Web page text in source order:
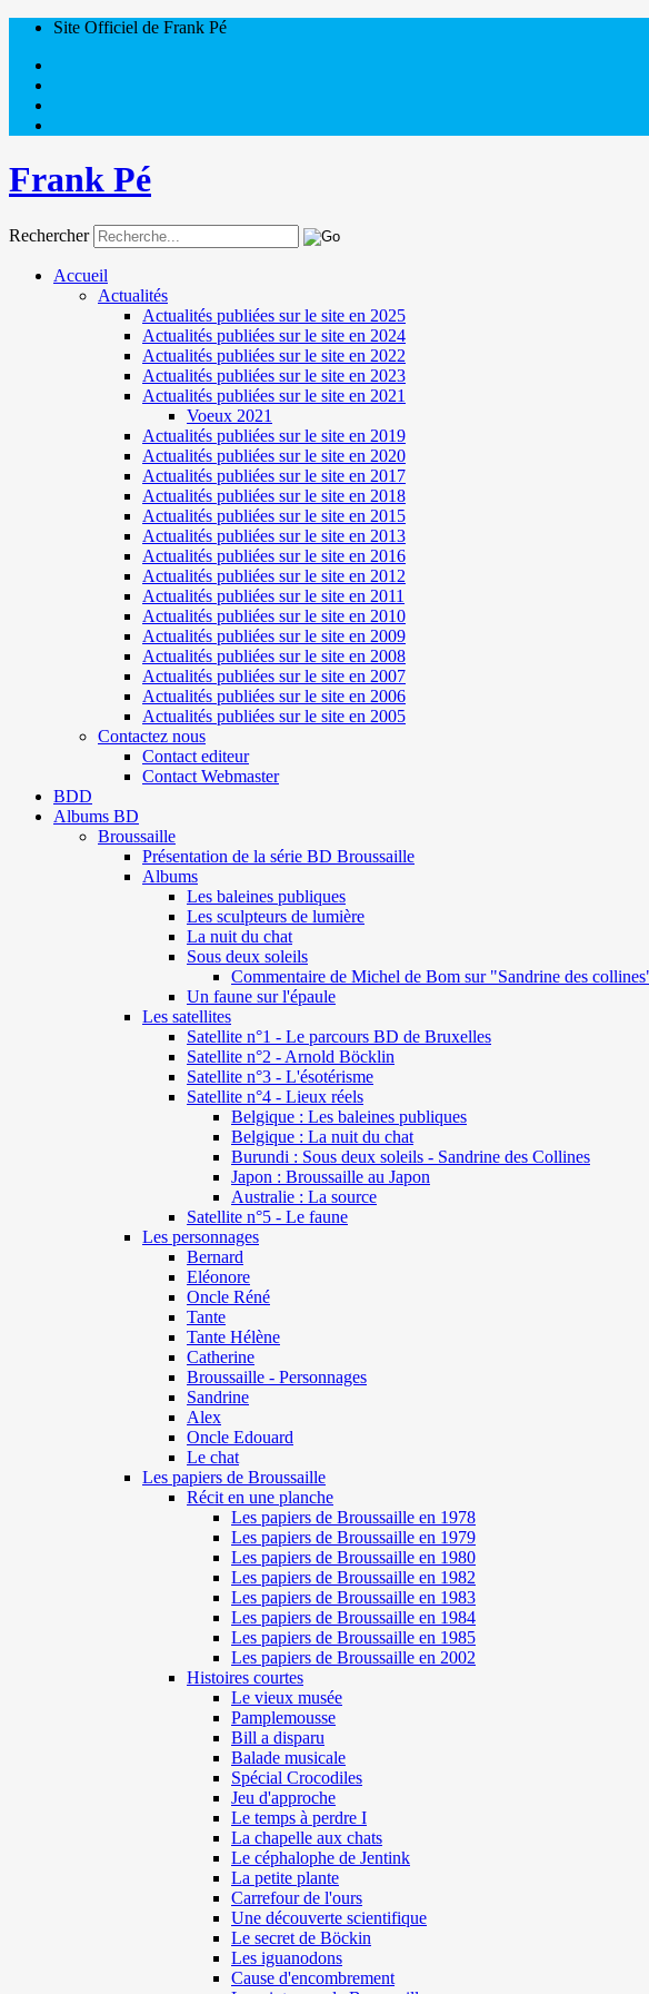
Site Officiel de Frank Pé
Frank Pé
Rechercher
Accueil
Actualités
Actualités publiées sur le site en 2025
Actualités publiées sur le site en 2024
Actualités publiées sur le site en 2022
Actualités publiées sur le site en 2023
Actualités publiées sur le site en 2021
Voeux 2021
Actualités publiées sur le site en 2019
Actualités publiées sur le site en 2020
Actualités publiées sur le site en 2017
Actualités publiées sur le site en 2018
Actualités publiées sur le site en 2015
Actualités publiées sur le site en 2013
Actualités publiées sur le site en 2016
Actualités publiées sur le site en 2012
Actualités publiées sur le site en 2011
Actualités publiées sur le site en 2010
Actualités publiées sur le site en 2009
Actualités publiées sur le site en 2008
Actualités publiées sur le site en 2007
Actualités publiées sur le site en 2006
Actualités publiées sur le site en 2005
Contactez nous
Contact editeur
Contact Webmaster
BDD
Albums BD
Broussaille
Présentation de la série BD Broussaille
Albums
Les baleines publiques
Les sculpteurs de lumière
La nuit du chat
Sous deux soleils
Commentaire de Michel de Bom sur "Sandrine des
Un faune sur l'épaule
Les satellites
Satellite n°1 - Le parcours BD de Bruxelles
Satellite n°2 - Arnold Böcklin
Satellite n°3 - L'ésotérisme
Satellite n°4 - Lieux réels
Belgique : Les baleines publiques
Belgique : La nuit du chat
Burundi : Sous deux soleils - Sandrine des Collines
Japon : Broussaille au Japon
Australie : La source
Satellite n°5 - Le faune
Les personnages
Bernard
Eléonore
Oncle Réné
Tante
Tante Hélène
Catherine
Broussaille - Personnages
Sandrine
Alex
Oncle Edouard
Le chat
Les papiers de Broussaille
Récit en une planche
Les papiers de Broussaille en 1978
Les papiers de Broussaille en 1979
Les papiers de Broussaille en 1980
Les papiers de Broussaille en 1982
Les papiers de Broussaille en 1983
Les papiers de Broussaille en 1984
Les papiers de Broussaille en 1985
Les papiers de Broussaille en 2002
Histoires courtes
Le vieux musée
Pamplemousse
Bill a disparu
Balade musicale
Spécial Crocodiles
Jeu d'approche
Le temps à perdre I
La chapelle aux chats
Le céphalophe de Jentink
La petite plante
Carrefour de l'ours
Une découverte scientifique
Le secret de Böckin
Les iguanodons
Cause d'encombrement